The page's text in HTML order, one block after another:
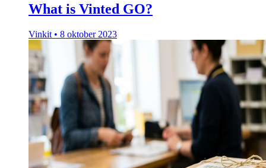
What is Vinted GO?
Vinkit • 8 oktober 2023